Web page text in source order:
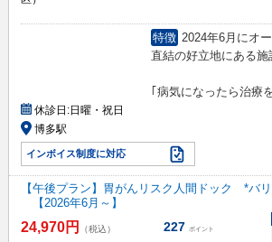
特徴 2024年6月にオ
直結の好立地にある施
｢病気になったら治療
休診日:日曜・祝日
博多駅
インボイス制度に対応
【午後プラン】胃がんリスク人間ドック *バ
【2026年6月～】
24,970円 （税込） 227 ポイント